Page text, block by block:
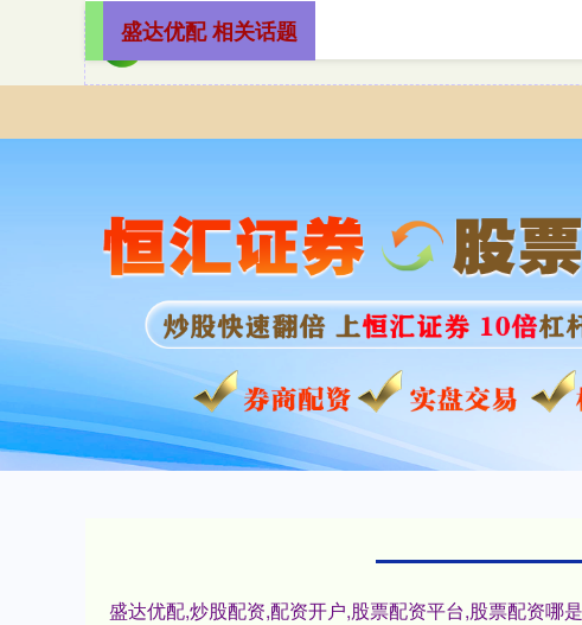
盛达优配,炒股配资,配资开户,股票配资平台,股票配资
盛达优配 相关话题